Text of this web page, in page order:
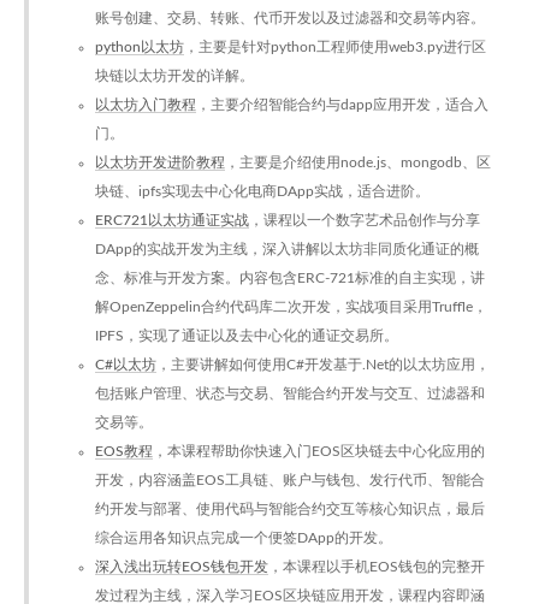
账号创建、交易、转账、代币开发以及过滤器和交易等内容。
python以太坊 ，主要是针对python工程师使用web3.py进行区
块链以太坊开发的详解。
以太坊入门教程 ，主要介绍智能合约与dapp应用开发，适合入
门。
以太坊开发进阶教程 ，主要是介绍使用node.js、mongodb、区
块链、ipfs实现去中心化电商DApp实战，适合进阶。
ERC721以太坊通证实战 ，课程以一个数字艺术品创作与分享
DApp的实战开发为主线，深入讲解以太坊非同质化通证的概
念、标准与开发方案。内容包含ERC-721标准的自主实现，讲
解OpenZeppelin合约代码库二次开发，实战项目采用Truffle，
IPFS，实现了通证以及去中心化的通证交易所。
C#以太坊 ，主要讲解如何使用C#开发基于.Net的以太坊应用，
包括账户管理、状态与交易、智能合约开发与交互、过滤器和
交易等。
EOS教程 ，本课程帮助你快速入门EOS区块链去中心化应用的
开发，内容涵盖EOS工具链、账户与钱包、发行代币、智能合
约开发与部署、使用代码与智能合约交互等核心知识点，最后
综合运用各知识点完成一个便签DApp的开发。
深入浅出玩转EOS钱包开发 ，本课程以手机EOS钱包的完整开
发过程为主线，深入学习EOS区块链应用开发，课程内容即涵